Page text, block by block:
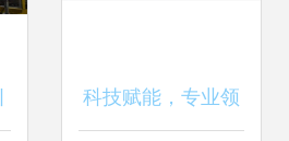
科技赋能，专业领